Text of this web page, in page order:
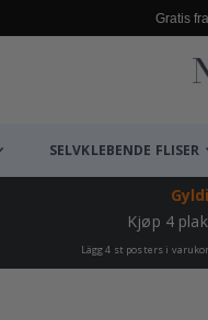
Gratis
SELVKLEBENDE FLISER
Kjøp 4
Lägg 4 st posters i